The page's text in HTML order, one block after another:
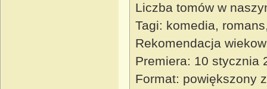
Liczba tomów w
Tagi: komedia,
Rekomendacja
Premiera: 10 stycznia
Format: powiększony